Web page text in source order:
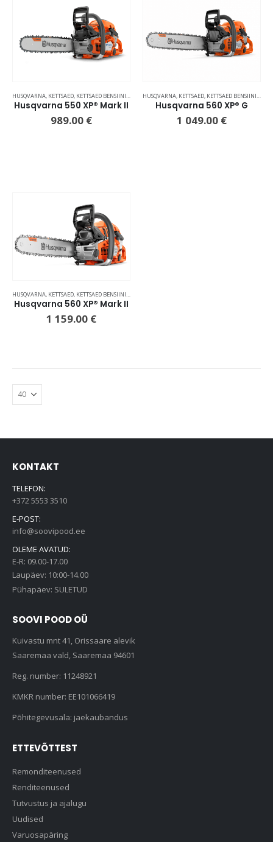
HUSQVARNA, KETTSAED, KETTSAED BENSIINIMOOTORIGA
Husqvarna 550 XP® Mark II
989.00 €
HUSQVARNA, KETTSAED, KETTSAED BENSIINIMOOTORIGA
Husqvarna 560 XP® G
1 049.00 €
HUSQVARNA, KETTSAED, KETTSAED BENSIINIMOOTORIGA
Husqvarna 560 XP® Mark II
1 159.00 €
KONTAKT
TELEFON:
+372 5553 3510
E-POST:
info@soovipood.ee
OLEME AVATUD:
E-R: 09.00-17.00
Laupäev: 10:00-14.00
Pühapäev: SULETUD
SOOVI POOD OÜ
Kuivastu mnt 41, Orissaare alevik
Saaremaa vald, Saaremaa 94601
Reg. number: 11248921
KMKR number: EE101066419
Põhitegevusala: jaekaubandus
ETTEVÕTTEST
Remonditeenused
Renditeenused
Tutvustus ja ajalugu
Uudised
Varuosapäring